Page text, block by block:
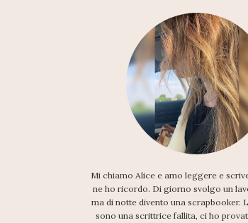
Mi chiamo Alice e amo leggere e
ne ho ricordo. Di giorno svolgo un
ma di notte divento una scrapbooker.
sono una scrittrice fallita, ci ho